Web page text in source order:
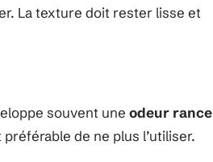
La texture doit rester lisse et
souvent une odeur rance
de ne plus l’utiliser.